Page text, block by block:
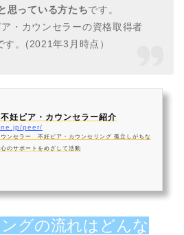
思っている方たちです。
・カウンセラーの資格取得者
。(2021年3月時点）
妊ピア・カウンセラー紹介
peer/
ウンセラー 不妊ピア・カウンセリング 孤立しがちな
のサポートをめざして活動
グの流れはどんな